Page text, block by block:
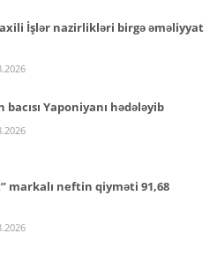
İşlər nazirlikləri birgə əməliyyat
bacısı Yaponiyanı hədələyib
markalı neftin qiyməti 91,68